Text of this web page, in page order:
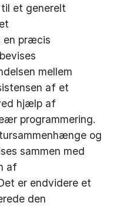
til et generelt
en præcis
mellem
af et
hjælp af
programmering.
og
sammen med
af
er endvidere et
den